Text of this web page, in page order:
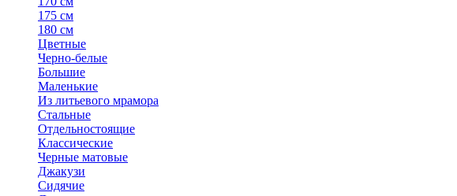
175 см
180 см
Цветные
Черно-белые
Большие
Маленькие
Из литьевого мрамора
Стальные
Отдельностоящие
Классические
Черные матовые
Джакузи
Сидячие